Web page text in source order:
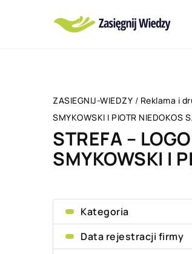
ZASIEGNIJ-WIEDZY / Reklama i
SMYKOWSKI I PIOTR NIEDOKOS
STREFA –
SMYKOWSKI I
Kategoria
Data rejestracji firmy